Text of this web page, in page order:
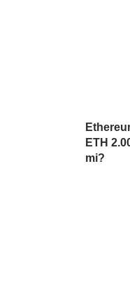
ETH
mi?